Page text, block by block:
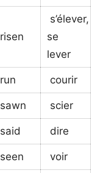
risen
s’élever,
se
lever
run courir
sawn scier
said dire
seen voir